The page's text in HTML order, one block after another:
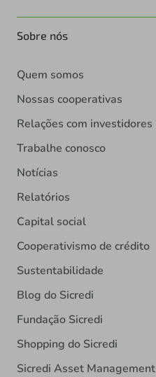
Sobre nós
Quem somos
Nossas cooperativas
Relações com investidores
Trabalhe conosco
Notícias
Relatórios
Capital social
Cooperativismo de crédito
Sustentabilidade
Blog do Sicredi
Fundação Sicredi
Shopping do Sicredi
Sicredi Asset Management